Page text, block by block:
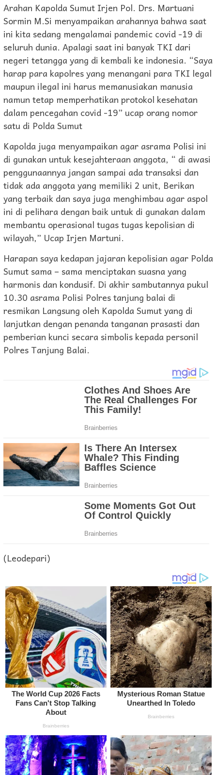
Arahan Kapolda Sumut Irjen Pol. Drs. Martuani
Sormin M.Si menyampaikan arahannya bahwa saat
ini kita sedang mengalamai pandemic covid -19 di
seluruh dunia. Apalagi saat ini banyak TKI dari
negeri tetangga yang di kembali ke indonesia. “Saya
harap para kapolres yang menangani para TKI legal
maupun ilegal ini harus memanusiakan manusia
namun tetap memperhatikan protokol kesehatan
dalam pencegahan covid -19” ucap orang nomor
satu di Polda Sumut
Kapolda juga menyampaikan agar asrama Polisi ini
di gunakan untuk kesejahteraan anggota, “ di awasi
penggunaannya jangan sampai ada transaksi dan
tidak ada anggota yang memiliki 2 unit, Berikan
yang terbaik dan saya juga menghimbau agar aspol
ini di pelihara dengan baik untuk di gunakan dalam
membantu operasional tugas tugas kepolisian di
wilayah,” Ucap Irjen Martuni.
Harapan saya kedapan jajaran kepolisian agar Polda
Sumut sama – sama menciptakan suasna yang
harmonis dan kondusif. Di akhir sambutannya pukul
10.30 asrama Polisi Polres tanjung balai di
resmikan Langsung oleh Kapolda Sumut yang di
lanjutkan dengan penanda tanganan prasasti dan
pemberian kunci secara simbolis kepada personil
Polres Tanjung Balai.
(Leodepari)